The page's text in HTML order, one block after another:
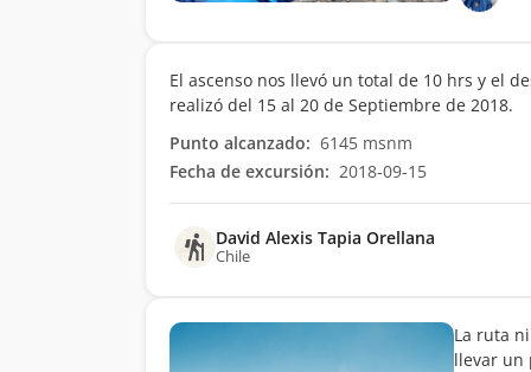
El ascenso nos llevó un total de 10 hrs y el
realizó del 15 al 20 de Septiembre de 2018.
Punto alcanzado: 6145 msnm
Fecha de excursión: 2018-09-15
David Alexis Tapia Orellana
Chile
La ruta
llevar un